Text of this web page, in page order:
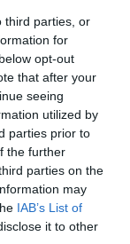
third parties, or
for
opt-out
that after your
seeing
utilized by
parties prior to
the further
parties on the
may
IAB’s List of
it to other